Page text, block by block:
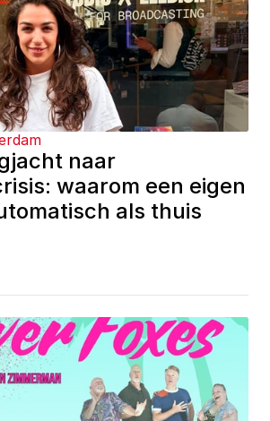
naar
waarom een eigen
als thuis